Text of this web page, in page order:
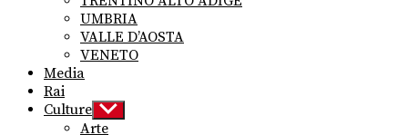
UMBRIA
VALLE D’AOSTA
VENETO
Media
Rai
Culture Show
sub
Arte